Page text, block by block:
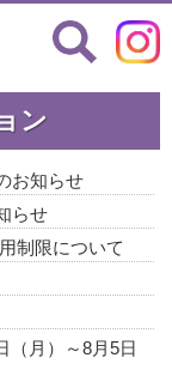
ン
お知らせ
らせ
制限について
（月）～8月5日